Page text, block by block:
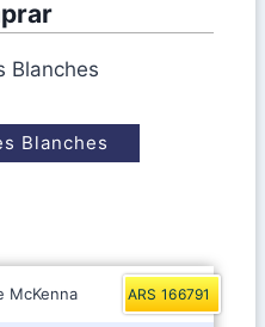
Blanches
McKenna ARS 166791